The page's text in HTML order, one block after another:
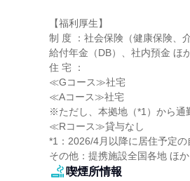
【福利厚生】
制 度 ：社会保険（健康保険、
給付年金（DB）、社内預金 ほ
住 宅 ：
≪Gコース≫社宅
≪Aコース≫社宅
※ただし、本拠地（*1）から通
≪Rコース≫貸与なし
*1：2026/4月以降に居住予定の
その他：提携施設全国各地 ほか
喫煙所情報